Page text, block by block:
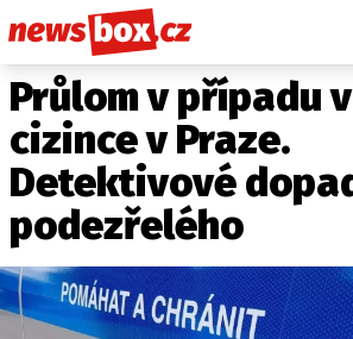
DOMÁCÍ
ZAHRANIČÍ
POČASÍ
KRIMI
EKONOMIKA
KULTURA
SPOLEČNOST
Průlom v případu
cizince v Praze.
Detektivové
podezřelého